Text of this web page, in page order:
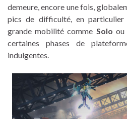
demeure, encore une fois,
pics de difficulté, en particulier
grande mobilité comme Solo ou
certaines phases de
indulgentes.